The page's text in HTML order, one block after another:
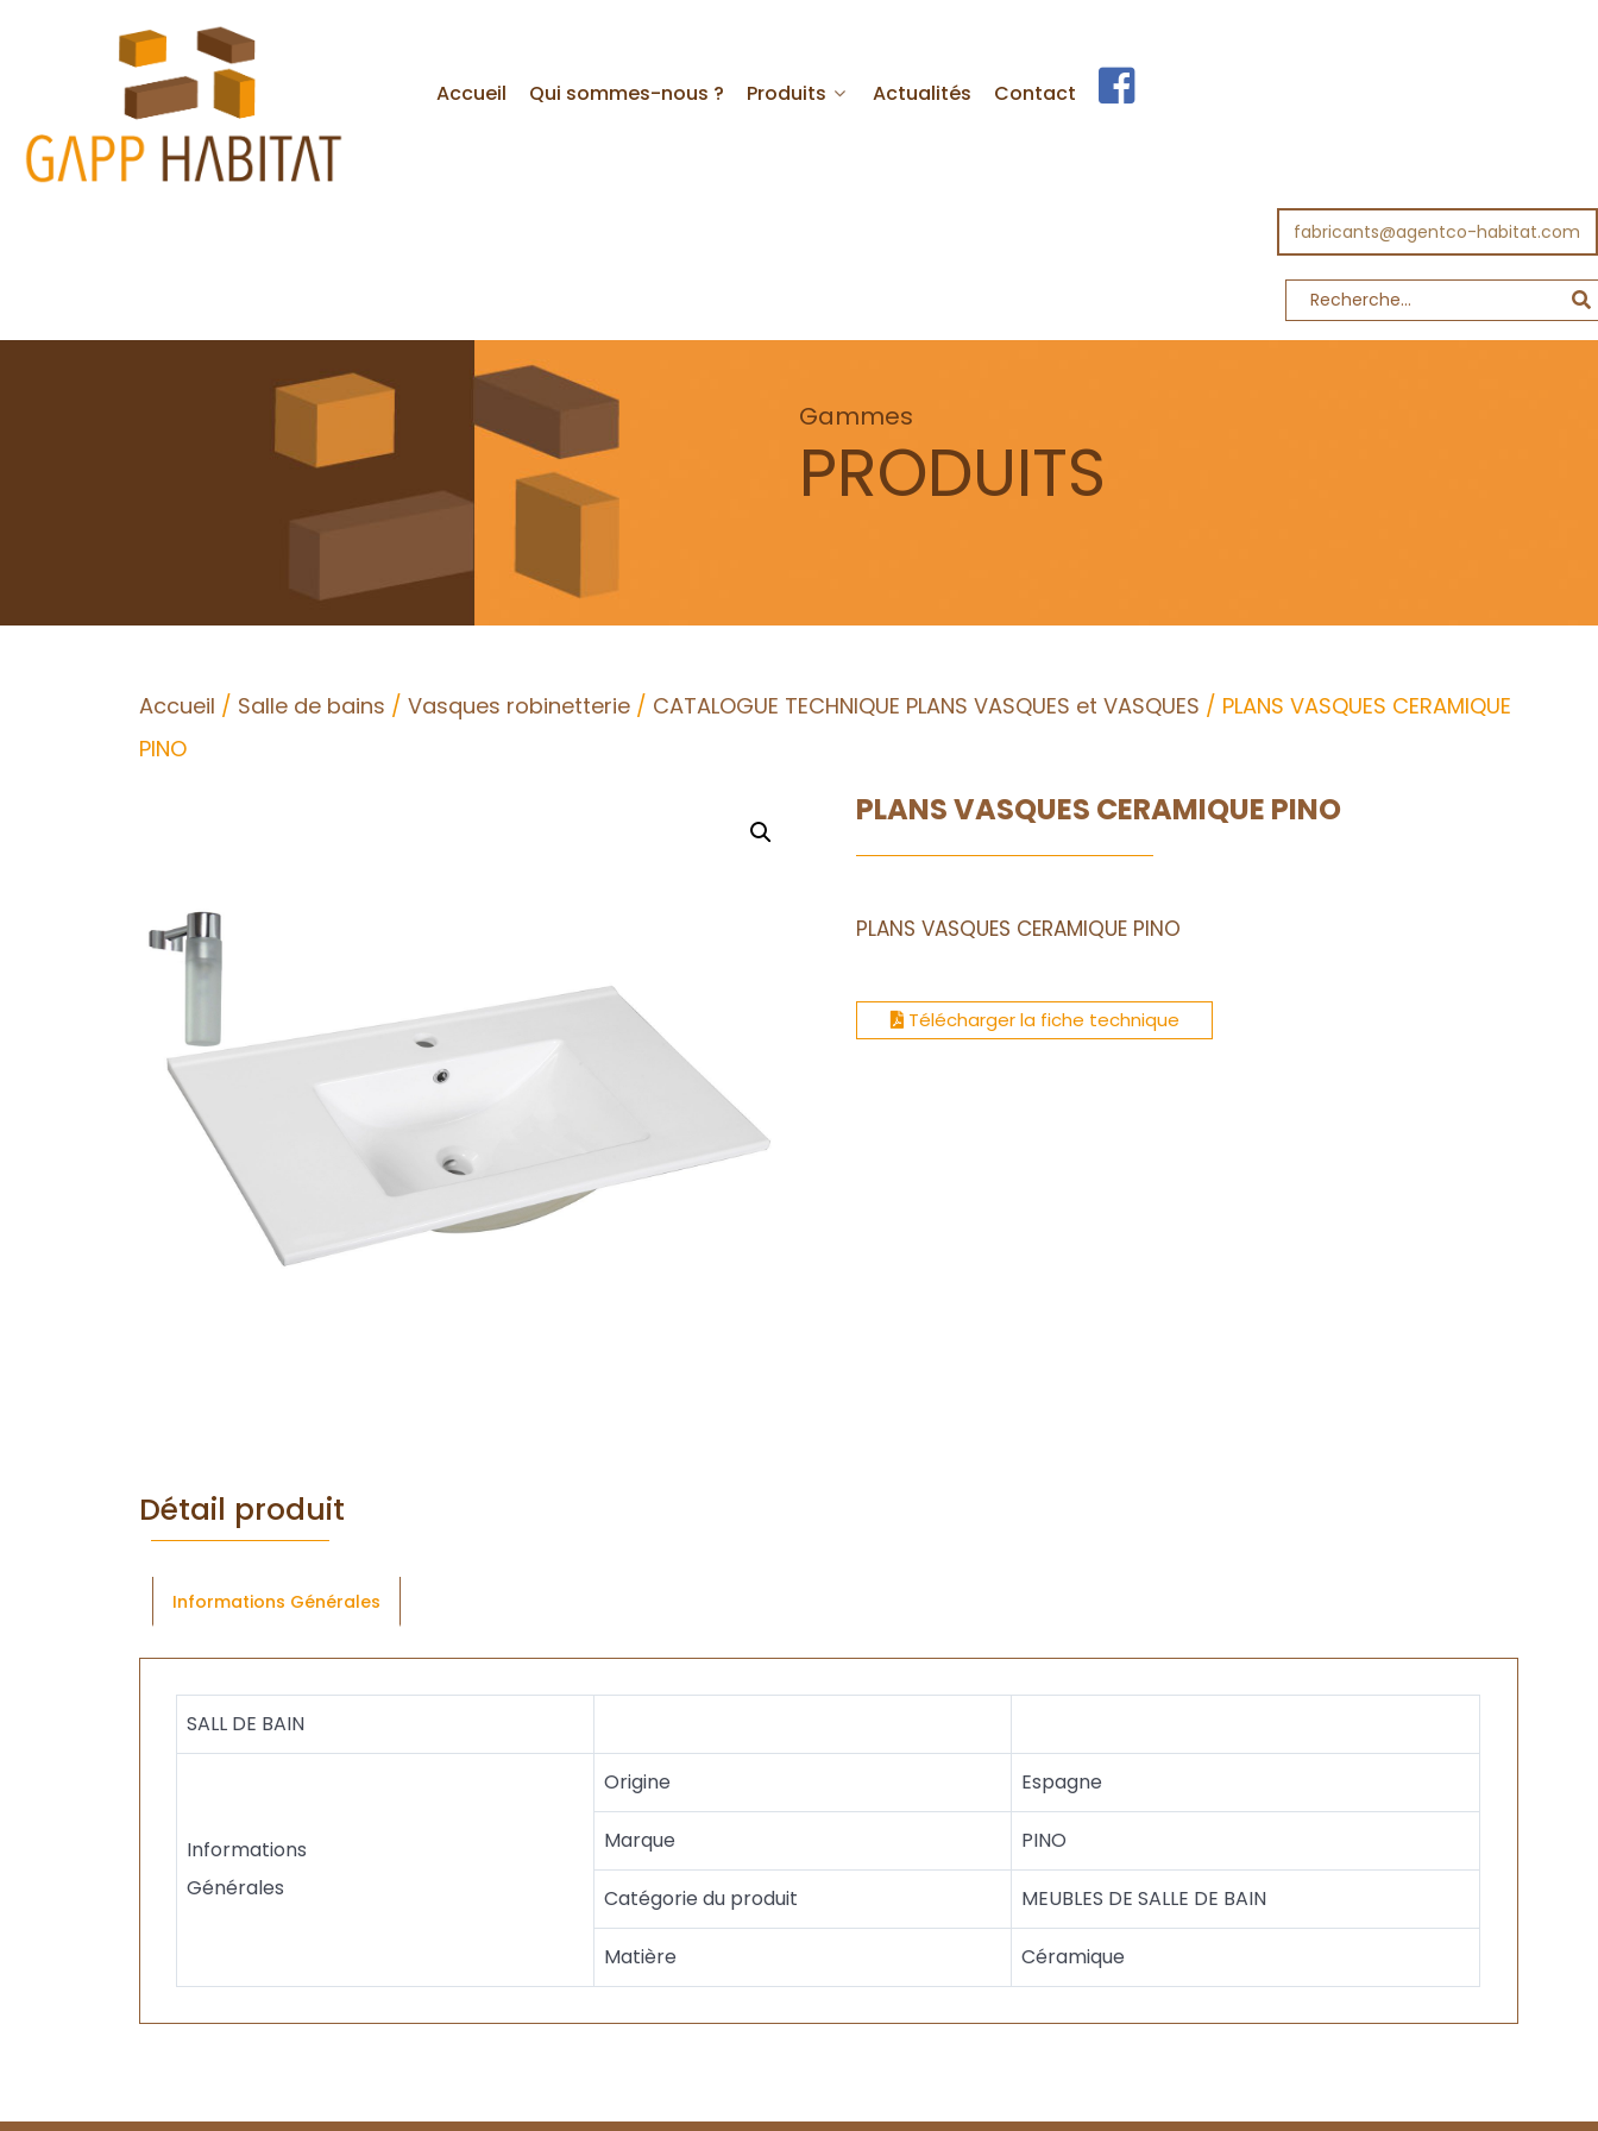
Accueil Qui sommes-nous ? Produits Actualités Contact
fabricants@agentco-habitat.com
Gammes
PRODUITS
Accueil / Salle de bains /Vasques robinetterie / CATALOGUE TECHNIQUE PLANS VASQUES et VASQUES / PLANS VASQUES CERAMIQUE
PINO
PLANS VASQUES CERAMIQUE PINO
PLANS VASQUES CERAMIQUE PINO
Télécharger la fiche technique
Détail produit
Informations Générales
SALL DE BAIN
Informations
Générales
Origine Espagne
Marque PINO
Catégorie du produit MEUBLES DE SALLE DE BAIN
Matière Céramique